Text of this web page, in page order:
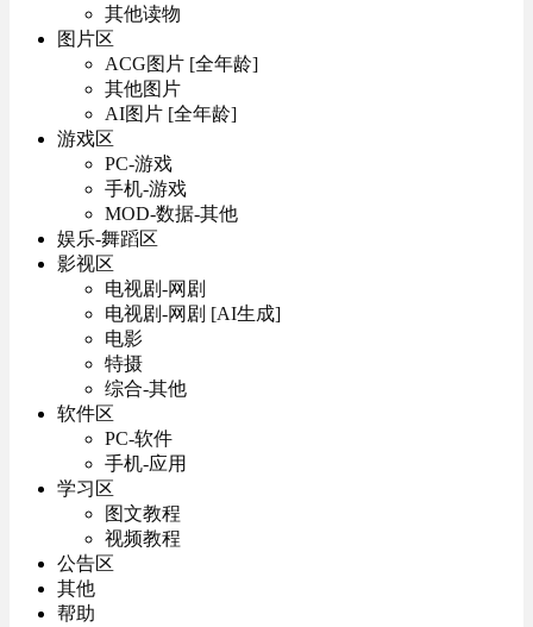
其他读物
图片区
ACG图片 [全年龄]
其他图片
AI图片 [全年龄]
游戏区
PC-游戏
手机-游戏
MOD-数据-其他
娱乐-舞蹈区
影视区
电视剧-网剧
电视剧-网剧 [AI生成]
电影
特摄
综合-其他
软件区
PC-软件
手机-应用
学习区
图文教程
视频教程
公告区
其他
帮助